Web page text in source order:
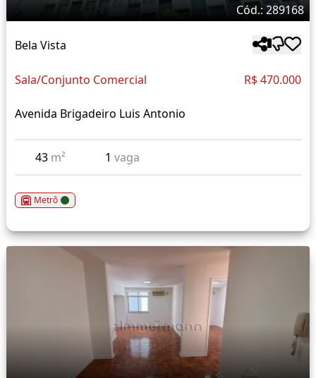
Cód.: 289168
Bela Vista
Sala/Conjunto Comercial R$ 470.000
Avenida Brigadeiro Luis Antonio
43 m² 1 vaga
Metrô